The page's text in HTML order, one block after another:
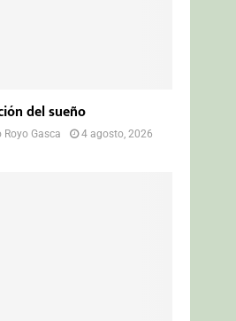
del sueño
Royo Gasca
4 agosto, 2026